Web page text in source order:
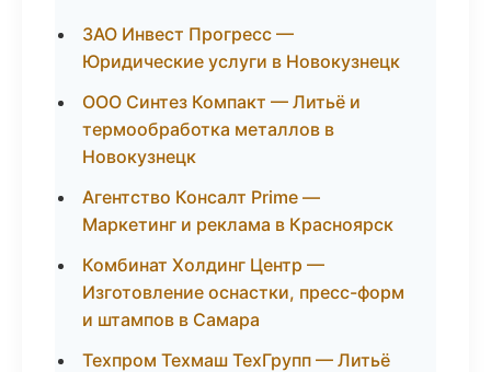
ЗАО Инвест Прогресс —
Юридические услуги в Новокузнецк
ООО Синтез Компакт — Литьё и
термообработка металлов в
Новокузнецк
Агентство Консалт Prime —
Маркетинг и реклама в Красноярск
Комбинат Холдинг Центр —
Изготовление оснастки, пресс-форм
и штампов в Самара
Техпром Техмаш ТехГрупп — Литьё